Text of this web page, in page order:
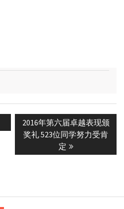
Next
post:
2016年第六届卓越表现颁
奖礼 523位同学努力受肯
定